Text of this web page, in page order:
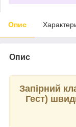
Опис
Опис
Запірний
Гест)